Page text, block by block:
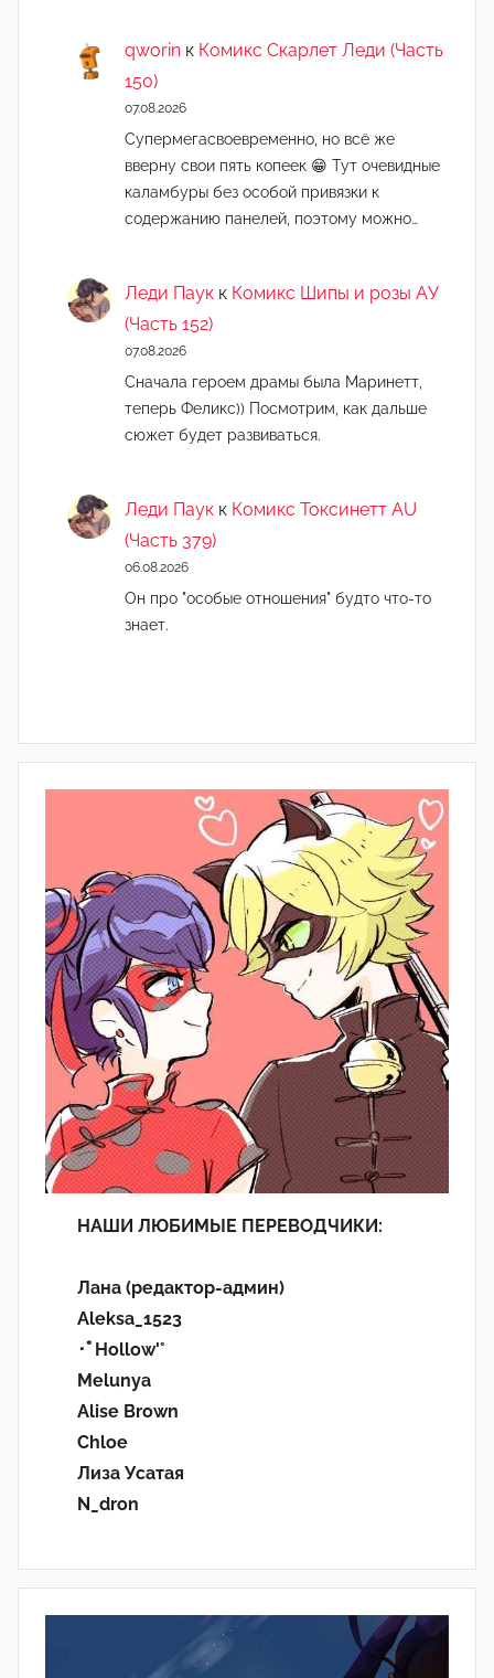
qworin к Комикс Скарлет Леди (Часть
150)
07.08.2026
Супермегасвоевременно, но всё же
вверну свои пять копеек 😁 Тут очевидные
каламбуры без особой привязки к
содержанию панелей, поэтому можно…
Леди Паук к Комикс Шипы и розы АУ
(Часть 152)
07.08.2026
Сначала героем драмы была Маринетт,
теперь Феликс)) Посмотрим, как дальше
сюжет будет развиваться.
Леди Паук к Комикс Токсинетт AU
(Часть 379)
06.08.2026
Он про "особые отношения" будто что-то
знает.
НАШИ ЛЮБИМЫЕ ПЕРЕВОДЧИКИ:
Лана (редактор-админ)
Aleksa_1523
･ﾟHollow'°
Melunya
Alise Brown
Chloe
Лиза Усатая
N_dron